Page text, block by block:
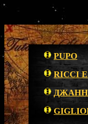
PUPO
RICCI